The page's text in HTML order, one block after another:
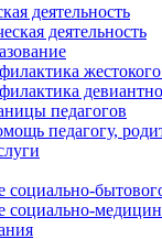
деятельность
деятельность
педагогов
педагогу,
социально-
социально-